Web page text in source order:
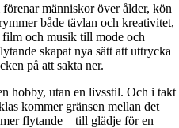
människor över ålder, kön
både tävlan och kreativitet,
och musik till mode och
skapat nya sätt att uttrycka
på att sakta ner.
hobby, utan en livsstil. Och i takt
kommer gränsen mellan det
flytande – till glädje för en